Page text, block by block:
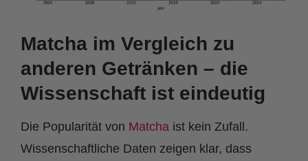
Matcha im Vergleich zu
anderen Getränken – die
Wissenschaft ist eindeutig
Die Popularität von Matcha ist kein Zufall.
Wissenschaftliche Daten zeigen klar, dass